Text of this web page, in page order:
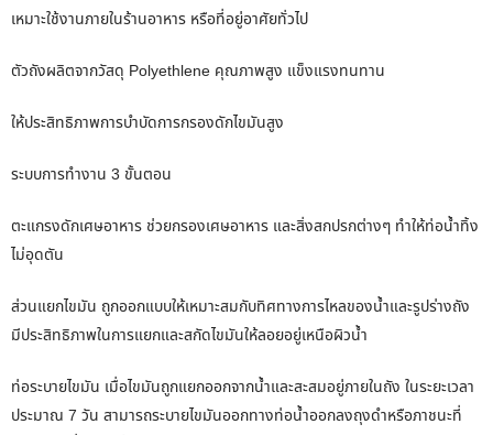
เหมาะใช้งานภายในร้านอาหาร หรือที่อยู่อาศัยทั่วไป
ตัวถังผลิตจากวัสดุ Polyethlene คุณภาพสูง แข็งแรงทนทาน
ให้ประสิทธิภาพการบำบัดการกรองดักไขมันสูง
ระบบการทำงาน 3 ขั้นตอน
ตะแกรงดักเศษอาหาร ช่วยกรองเศษอาหาร และสิ่งสกปรกต่างๆ ทำให้ท่อน้ำทิ้ง
ไม่อุดตัน
ส่วนแยกไขมัน ถูกออกแบบให้เหมาะสมกับทิศทางการไหลของน้ำและรูปร่างถัง
มีประสิทธิภาพในการแยกและสกัดไขมันให้ลอยอยู่เหนือผิวน้ำ
ท่อระบายไขมัน เมื่อไขมันถูกแยกออกจากน้ำและสะสมอยู่ภายในถัง ในระยะเวลา
ประมาณ 7 วัน สามารถระบายไขมันออกทางท่อน้ำออกลงถุงดำหรือภาชนะที่